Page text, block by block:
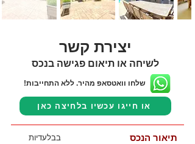
יצירת קשר
לשיחה או תיאום פגישה בנכס
שלחו וואטסאפ מהיר. ללא התחייבות!
או חייגו עכשיו בלחיצה כאן
בבלעדיות תיאור הנכס